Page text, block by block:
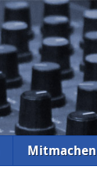
Mitmachen